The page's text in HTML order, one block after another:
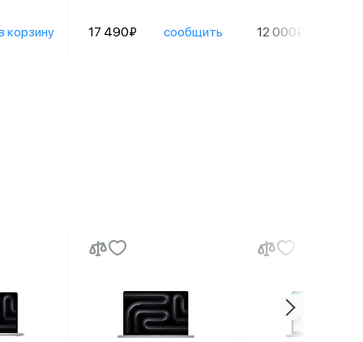
корзину 17 490₽ сообщить 12 000₽